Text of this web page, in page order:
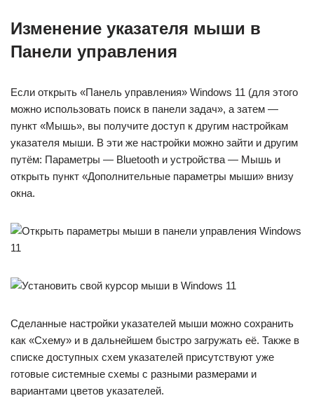
Изменение указателя мыши в
Панели управления
Если открыть «Панель управления» Windows 11 (для этого
можно использовать поиск в панели задач», а затем —
пункт «Мышь», вы получите доступ к другим настройкам
указателя мыши. В эти же настройки можно зайти и другим
путём: Параметры — Bluetooth и устройства — Мышь и
открыть пункт «Дополнительные параметры мыши» внизу
окна.
Сделанные настройки указателей мыши можно сохранить
как «Схему» и в дальнейшем быстро загружать её. Также в
списке доступных схем указателей присутствуют уже
готовые системные схемы с разными размерами и
вариантами цветов указателей.